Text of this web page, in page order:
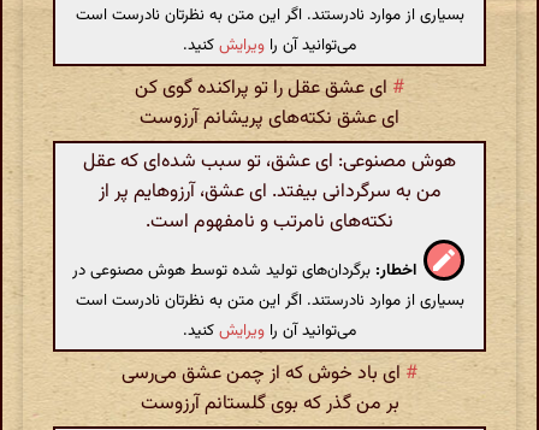
بسیاری از موارد نادرستند. اگر این متن به نظرتان نادرست است
می‌توانید آن را ویرایشکنید.
# ای عشق عقل را تو پراکنده گوی کن
ای عشق نکته‌های پریشانم آرزوست
هوش مصنوعی: ای عشق، تو سبب شده‌ای که عقل
من به سرگردانی بیفتد. ای عشق، آرزوهایم پر از
نکته‌های نامرتب و نامفهوم است.
اخطار: برگردان‌های تولید شده توسط هوش مصنوعی در
بسیاری از موارد نادرستند. اگر این متن به نظرتان نادرست است
می‌توانید آن را ویرایشکنید.
# ای باد خوش که از چمن عشق می‌رسی
بر من گذر که بوی گلستانم آرزوست